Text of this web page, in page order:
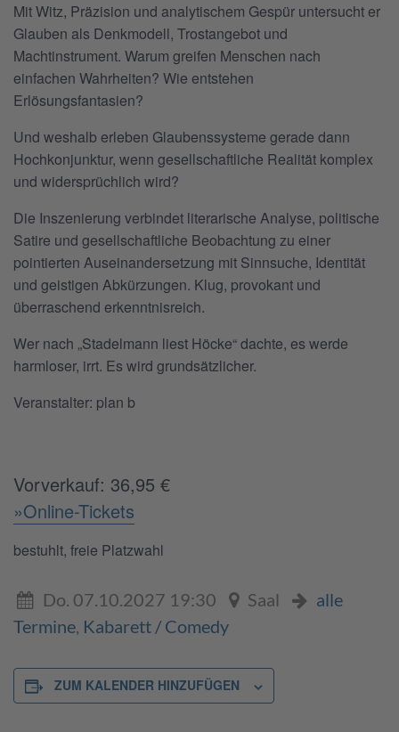
Mit Witz, Präzision und analytischem Gespür untersucht er
Glauben als Denkmodell, Trostangebot und
Machtinstrument. Warum greifen Menschen nach
einfachen Wahrheiten? Wie entstehen
Erlösungsfantasien?
Und weshalb erleben Glaubenssysteme gerade dann
Hochkonjunktur, wenn gesellschaftliche Realität komplex
und widersprüchlich wird?
Die Inszenierung verbindet literarische Analyse, politische
Satire und gesellschaftliche Beobachtung zu einer
pointierten Auseinandersetzung mit Sinnsuche, Identität
und geistigen Abkürzungen. Klug, provokant und
überraschend erkenntnisreich.
Wer nach „Stadelmann liest Höcke“ dachte, es werde
harmloser, irrt. Es wird grundsätzlicher.
Veranstalter: plan b
Vorverkauf: 36,95 €
»Online-Tickets
bestuhlt, freie Platzwahl
Do. 07.10.2027 19:30 Saal
alle
Termine, Kabarett / Comedy
ZUM KALENDER HINZUFÜGEN